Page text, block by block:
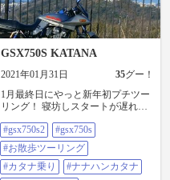
GSX750S KATANA
2021年01月31日 35グー！
1月最終日にやっと新年初プチツー
リング！ 寝坊しスタートが遅れた
帰りにパン🥐を買って遅めの朝ご
はんに(*⌒▽⌒*) #gsx750s2
#gsx750s #お散歩ツーリング #カタ
ナ乗り #ナナハンカタナ #海と空が
#gsx750s2
#gsx750s
#お散歩ツーリング
#カタナ乗り
#ナナハンカタナ